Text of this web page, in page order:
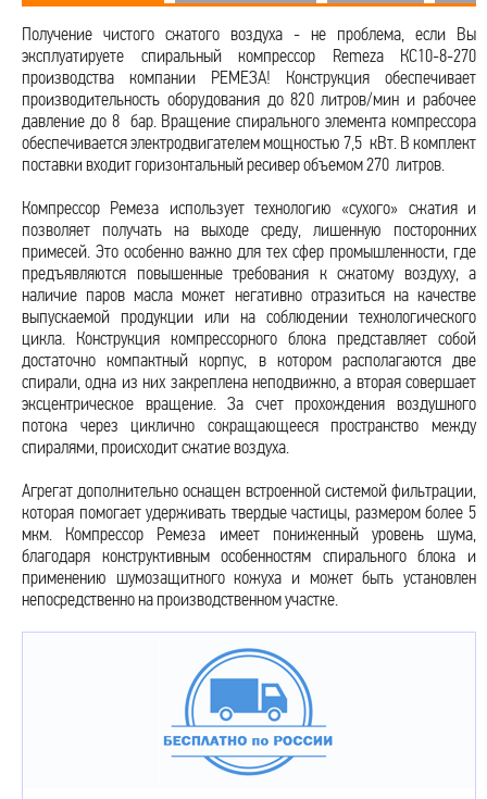
Получение чистого сжатого воздуха - не проблема, если Вы
эксплуатируете спиральный компрессор Remeza КС10-8-270
производства компании РЕМЕЗА! Конструкция обеспечивает
производительность оборудования до 820 литров/мин и рабочее
давление до 8 бар. Вращение спирального элемента компрессора
обеспечивается электродвигателем мощностью 7,5 кВт. В комплект
поставки входит горизонтальный ресивер объемом 270 литров.
Компрессор Ремеза использует технологию «сухого» сжатия и
позволяет получать на выходе среду, лишенную посторонних
примесей. Это особенно важно для тех сфер промышленности, где
предъявляются повышенные требования к сжатому воздуху, а
наличие паров масла может негативно отразиться на качестве
выпускаемой продукции или на соблюдении технологического
цикла. Конструкция компрессорного блока представляет собой
достаточно компактный корпус, в котором располагаются две
спирали, одна из них закреплена неподвижно, а вторая совершает
эксцентрическое вращение. За счет прохождения воздушного
потока через циклично сокращающееся пространство между
спиралями, происходит сжатие воздуха.
Агрегат дополнительно оснащен встроенной системой фильтрации,
которая помогает удерживать твердые частицы, размером более 5
мкм. Компрессор Ремеза имеет пониженный уровень шума,
благодаря конструктивным особенностям спирального блока и
применению шумозащитного кожуха и может быть установлен
непосредственно на производственном участке.